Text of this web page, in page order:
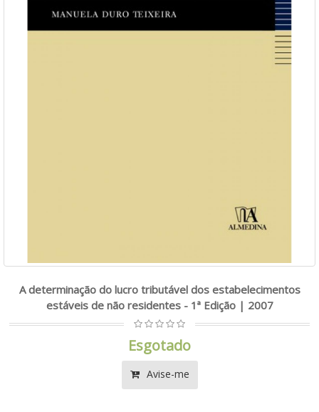
A determinação do lucro tributável dos estabelecimentos
estáveis de não residentes - 1ª Edição | 2007
Esgotado
Avise-me